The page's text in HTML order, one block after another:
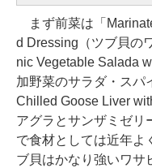
まず前菜は「
d Dressing（ツブ貝の
nic Vegetable Salada
加野菜のサラダ・スパ
Chilled Goose Liver
アグラとサンザミゼリ
で食材としては近年よ
ブ貝はかなり強いワサ